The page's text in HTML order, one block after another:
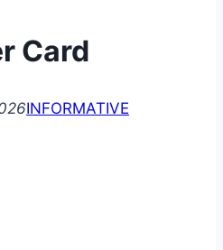
Card
INFORMATIVE